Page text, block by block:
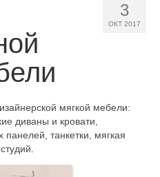
3
ОКТ 2017
мягкой мебели:
диваны и кровати,
панелей, танкетки, мягкая